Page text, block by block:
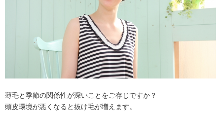
薄毛と季節の関係性が深いことをご存じですか？
頭皮環境が悪くなると抜け毛が増えます。